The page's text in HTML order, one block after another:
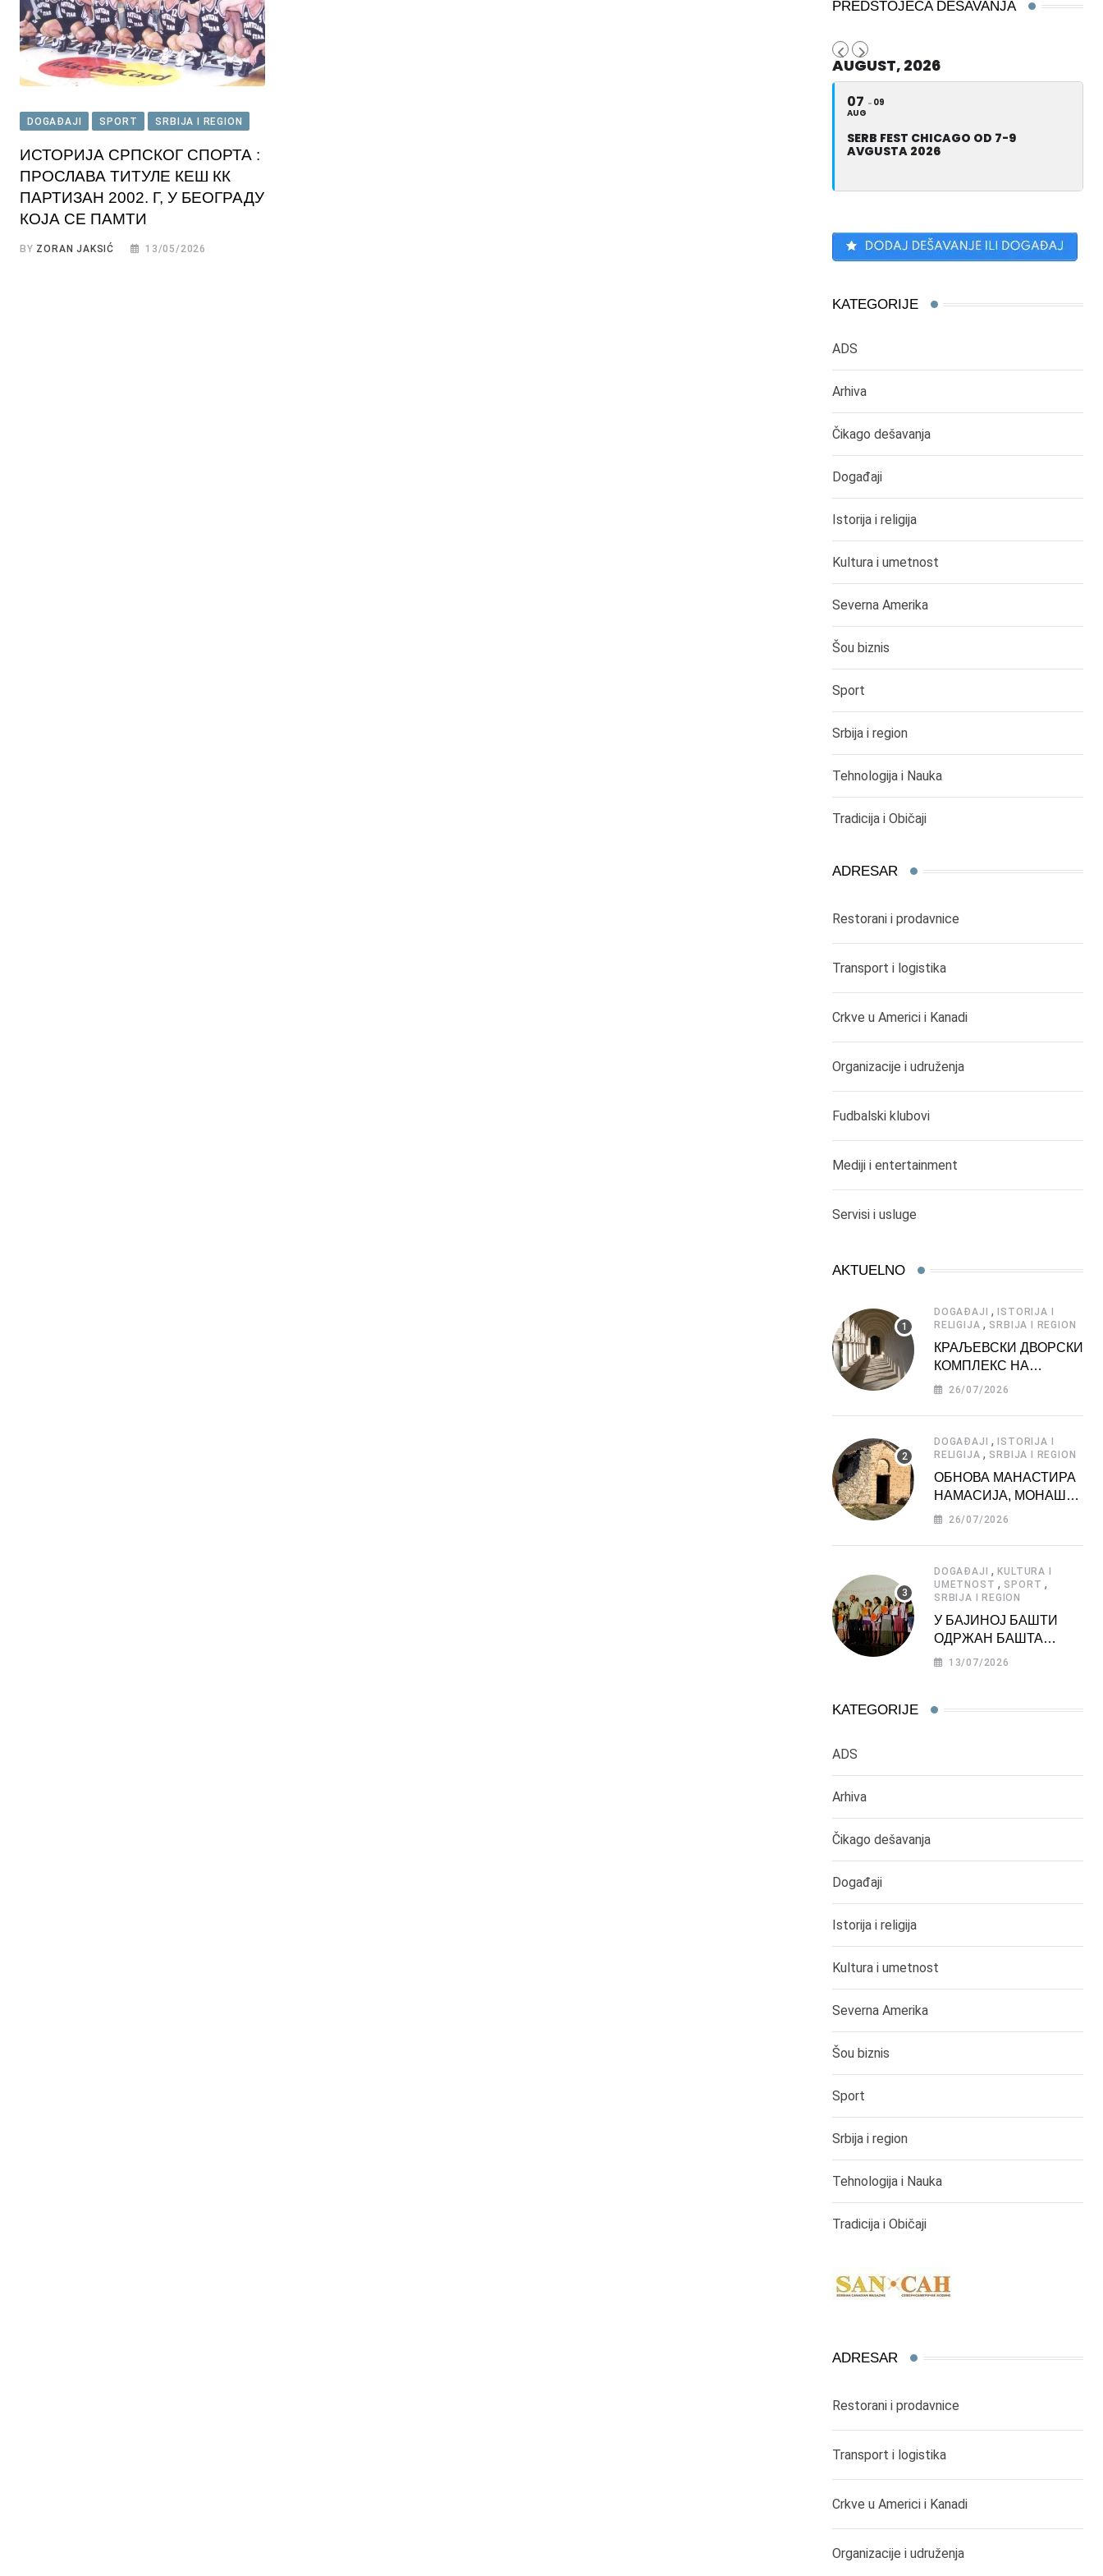
DOGAĐAJI SPORT SRBIJA I REGION
ИСТОРИЈА СРПСКОГ СПОРТА :
ПРОСЛАВА ТИТУЛЕ КЕШ КК
ПАРТИЗАН 2002. Г, У БЕОГРАДУ
КОЈА СЕ ПАМТИ
BY ZORAN JAKSIĆ 13/05/2026
PREDSTOJEĆA DEŠAVANJA
AUGUST, 2026
07
AUG
09
SERB FEST CHICAGO OD 7-9
AVGUSTA 2026
KATEGORIJE
ADS
Arhiva
Čikago dešavanja
Događaji
Istorija i religija
Kultura i umetnost
Severna Amerika
Šou biznis
Sport
Srbija i region
Tehnologija i Nauka
Tradicija i Običaji
ADRESAR
Restorani i prodavnice
Transport i logistika
Crkve u Americi i Kanadi
Organizacije i udruženja
Fudbalski klubovi
Mediji i entertainment
Servisi i usluge
AKTUELNO
DOGAĐAJI , ISTORIJA I
RELIGIJA , SRBIJA I REGION
КРАЉЕВСКИ ДВОРСКИ
КОМПЛЕКС НА
ДЕДИЊУ –
АТРАКЦИЈА
26/07/2026
DOGAĐAJI , ISTORIJA I
RELIGIJA , SRBIJA I REGION
ОБНОВА МАНАСТИРА
НАМАСИЈА, МОНАШКЕ
ЗАДУЖБИНЕ
26/07/2026
DOGAĐAJI ,KULTURA I
UMETNOST , SPORT ,
SRBIJA I REGION
У БАЈИНОЈ БАШТИ
ОДРЖАН БАШТА
ФЕСТ 2026
13/07/2026
KATEGORIJE
ADS
Arhiva
Čikago dešavanja
Događaji
Istorija i religija
Kultura i umetnost
Severna Amerika
Šou biznis
Sport
Srbija i region
Tehnologija i Nauka
Tradicija i Običaji
ADRESAR
Restorani i prodavnice
Transport i logistika
Crkve u Americi i Kanadi
Organizacije i udruženja